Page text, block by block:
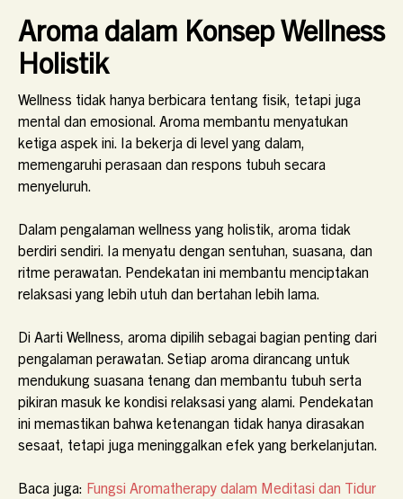
Aroma dalam Konsep Wellness
Holistik
Wellness tidak hanya berbicara tentang fisik, tetapi juga
mental dan emosional. Aroma membantu menyatukan
ketiga aspek ini. Ia bekerja di level yang dalam,
memengaruhi perasaan dan respons tubuh secara
menyeluruh.
Dalam pengalaman wellness yang holistik, aroma tidak
berdiri sendiri. Ia menyatu dengan sentuhan, suasana, dan
ritme perawatan. Pendekatan ini membantu menciptakan
relaksasi yang lebih utuh dan bertahan lebih lama.
Di Aarti Wellness, aroma dipilih sebagai bagian penting dari
pengalaman perawatan. Setiap aroma dirancang untuk
mendukung suasana tenang dan membantu tubuh serta
pikiran masuk ke kondisi relaksasi yang alami. Pendekatan
ini memastikan bahwa ketenangan tidak hanya dirasakan
sesaat, tetapi juga meninggalkan efek yang berkelanjutan.
Baca juga: Fungsi Aromatherapy dalam Meditasi dan Tidur